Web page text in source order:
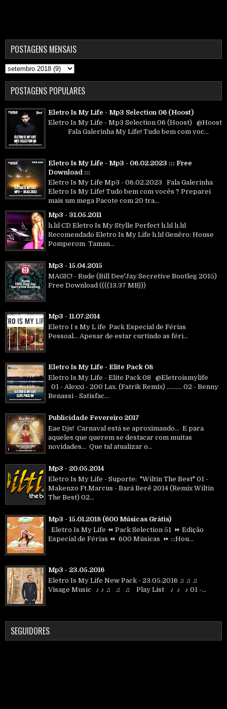
POSTAGENS MENSAIS
POSTAGENS POPULARES
Eletro Is My Life - Mp3 Selection 06 (Hoost)
Eletro Is My Life - Mp3 Selection 06 (Hoost) @Hoost
Fala Galerinha My Life! Tudo bem com voc...
Eletro Is My Life - Mp3 - 06.02.2023 ::: Free
Download :::
Eletro Is My Life Mp3 - 06.02.2023 Fala Galerinha
Eletro Is My Life! Tudo bem com vocês ? Preparei
mais um mega Pacote com 20 tra...
Mp3 - 31.05.2011
lı.lıl CD Eletro Is My Stylle Perfect lı.lıl lı.lıl
Recomendado Eletro Is My Life lı.lıl Genêro: House
Pomperom Taman...
Mp3 - 15.04.2015
MAGIC! - Rude (Bill Dee'Jay Secretive Bootleg 2015)
Free Download ((((13.37 MB)))
Mp3 - 11.07.2014
Eletro I s My L ife Pack Especial de Férias
Pessoal... Apesar de estar curtindo as féri...
Eletro Is My Life - Elite Pack 08
Eletro Is My Life - Elite Pack 08 @Eletroismylife
01 - Alexxi - 200 Lax. (Fatrik Remix) .......... 02 - Benny
Benassi - Satisfac...
Publicidade Fevereiro 2017
Eae Djs! Carnaval está se aproximando... E para
aqueles que querem se destacar com muitas
novidades... Que tal atualizar o...
Mp3 - 20.05.2014
Eletro Is My Life - Suporte: "Wiltin The Best" 01 -
Makenzo Ft.Marcus - Bará Berê 2014 (Remix Wiltin
The Best) 02...
Mp3 - 15.01.2018 (600 Músicas Grátis)
Eletro Is My Life ⏪ Pack Selection 51 ⏩ Edição
Especial de Férias ⏪ 600 Músicas ⏩ :::Hou...
Mp3 - 23.05.2016
Eletro Is My Life New Pack - 23.05.2016 ♫ ♫ ♫
Visage Music ♪ ♪ ♫ ♫ ♫ Play List ♪ ♪ ♪ 01 -...
SEGUIDORES